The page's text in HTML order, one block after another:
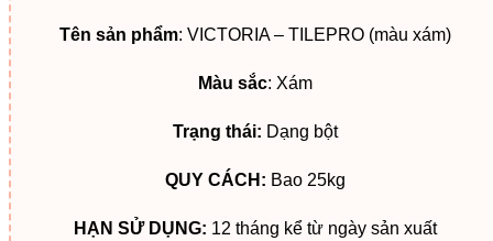
Tên sản phẩm: VICTORIA – TILEPRO (màu xám)
Màu sắc: Xám
Trạng thái: Dạng bột
QUY CÁCH: Bao 25kg
HẠN SỬ DỤNG: 12 tháng kể từ ngày sản xuất